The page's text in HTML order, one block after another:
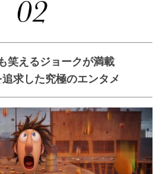
笑えるジョークが満載
求した究極のエンタメ